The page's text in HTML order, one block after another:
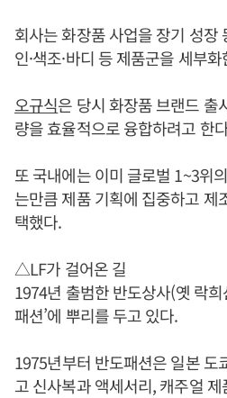
회사는 화장품 사업을 장기 성장
인·색조·바디 등 제품군을 세부
오규식은 당시 화장품 브랜드 출
량을 효율적으로 융합하려고 한
또 국내에는 이미 글로벌 1~3위
는만큼 제품 기획에 집중하고 제
택했다.
△LF가 걸어온 길
1974년 출범한 반도상사(옛 락
패션’에 뿌리를 두고 있다.
1975년부터 반도패션은 일본 도
고 신사복과 액세서리, 캐주얼